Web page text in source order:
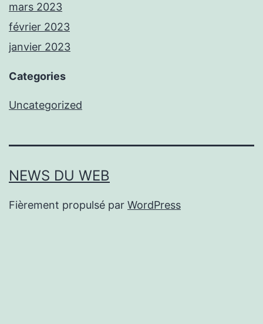
mars 2023
février 2023
janvier 2023
Categories
Uncategorized
NEWS DU WEB
Fièrement propulsé par WordPress